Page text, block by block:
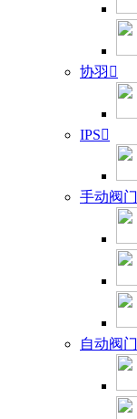
协羽 
IPS
手动阀门
自动阀门